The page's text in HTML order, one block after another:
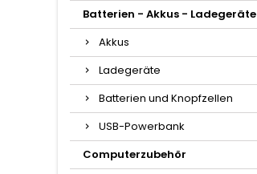
Batterien - Akkus - Ladegeräte
Akkus
Ladegeräte
Batterien und Knopfzellen
USB-Powerbank
Computerzubehör